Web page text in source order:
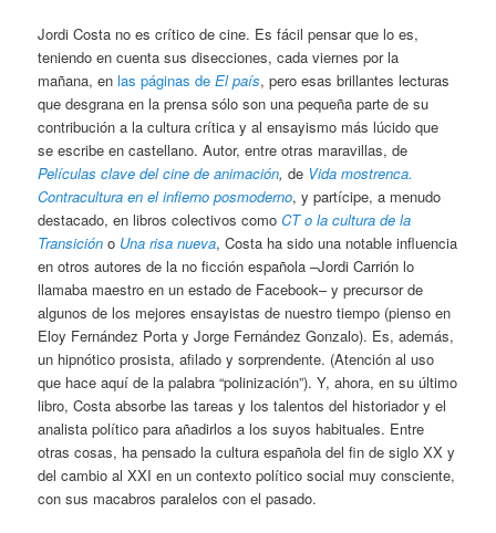
Jordi Costa no es crítico de cine. Es fácil pensar que lo es,
teniendo en cuenta sus disecciones, cada viernes por la
mañana, enlas páginas deEl país, pero esas brillantes lecturas
que desgrana en la prensa sólo son una pequeña parte de su
contribución a la cultura crítica y al ensayismo más lúcido que
se escribe en castellano. Autor, entre otras maravillas, de
Películas clave del cine de animación,de Vida mostrenca.
Contracultura en el infierno posmoderno, y partícipe, a menudo
destacado, en libros colectivos comoCT o la cultura de la
Transición o Una risa nueva, Costa ha sido una notable influencia
en otros autores de la no ficción española –Jordi Carrión lo
llamaba maestro en un estado de Facebook– y precursor de
algunos de los mejores ensayistas de nuestro tiempo (pienso en
Eloy Fernández Porta y Jorge Fernández Gonzalo). Es, además,
un hipnótico prosista, afilado y sorprendente. (Atención al uso
que hace aquí de la palabra “polinización”). Y, ahora, en su último
libro, Costa absorbe las tareas y los talentos del historiador y el
analista político para añadirlos a los suyos habituales. Entre
otras cosas, ha pensado la cultura española del fin de siglo XX y
del cambio al XXI en un contexto político social muy consciente,
con sus macabros paralelos con el pasado.